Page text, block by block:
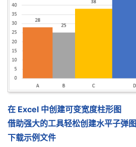
在 Excel 中创建可变宽度柱形图
借助强大的工具轻松创建水平子弹图
下载示例文件